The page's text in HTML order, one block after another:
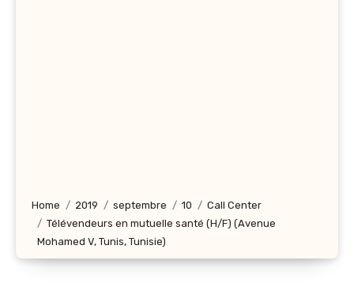
Home 2019 septembre 10
Call Center
Télévendeurs en mutuelle santé (H/F) (Avenue
Mohamed V, Tunis, Tunisie)